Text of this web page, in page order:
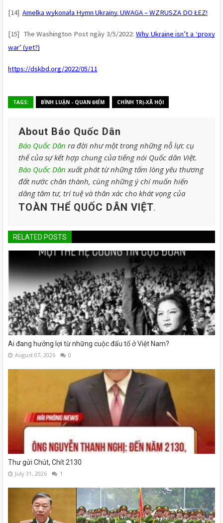
[14] Amelka wykonała Hymn Ukrainy. UWAGA – WZRUSZA DO ŁEZ!
[15]  The Washington Post ngày 3/5/2022: Why Ukraine isn’t a ‘proxy
war’ (yet?)
https://dskbd.org/2022/05/11
TAGS: BÌNH LUẬN - QUAN ĐIỂM CHÍNH TRỊ-XÃ HỘI
About Báo Quốc Dân
Báo Quốc Dân ra đời như một trong những nỗ lực cụ
thể của sự kết hợp chung của tiếng nói Quốc dân Việt.
Báo Quốc Dân xuất phát từ những tấm lòng yêu thương
đất nước chân thành, cùng những ý chí muốn hiến
dâng tâm tư, trí tuệ và thân xác cho khát vọng của
TOÀN THỂ QUỐC DÂN VIỆT.
RELATED POSTS
Ai đang hưởng lợi từ những cuộc đấu tố ở Việt Nam?
August 07, 2026 0
Thư gửi Chút, Chít 2130
July 31, 2026 1